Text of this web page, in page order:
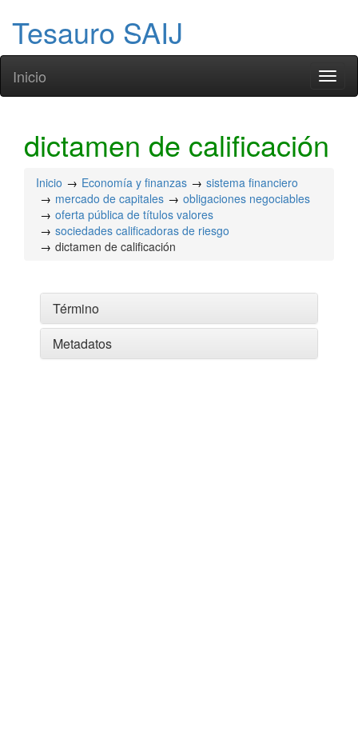
Tesauro SAIJ
Inicio
dictamen de calificación
Inicio Economía y finanzas
sistema financiero
mercado de capitales
obligaciones negociables
oferta pública de títulos valores
sociedades calificadoras de riesgo
dictamen de calificación
Término
Metadatos